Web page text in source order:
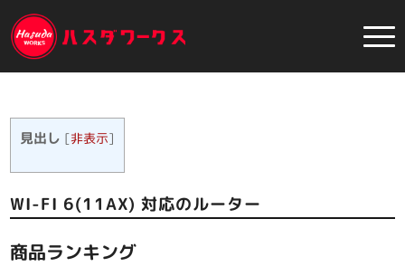
見出し [非表示]
WI-FI 6(11AX) 対応のルーター
商品ランキング